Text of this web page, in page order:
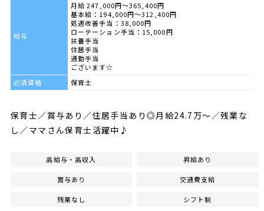
給与
月給 247,000円～365,400円
基本給：194,000円～312,400円
処遇改善手当：38,000円
ローテーション手当：15,000円
扶養手当
住居手当
通勤手当
ございます☆
必須資格
保育士
保育士／賞与あり／住居手当あり◎月給24.7万～／残業な
し／ママさん保育士活躍中♪
高給与・高収入 昇給あり
賞与あり 交通費支給
残業なし シフト制